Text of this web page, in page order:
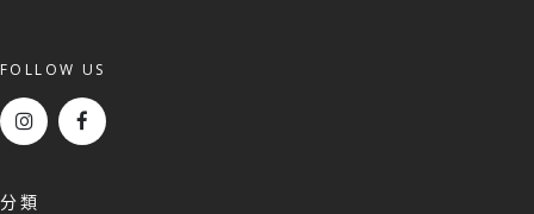
FOLLOW US
分類